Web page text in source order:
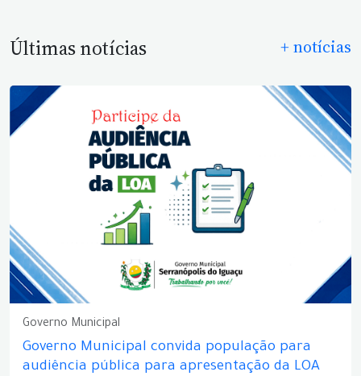
Últimas notícias + notícias
Governo Municipal
Governo Municipal convida população para
audiência pública para apresentação da LOA